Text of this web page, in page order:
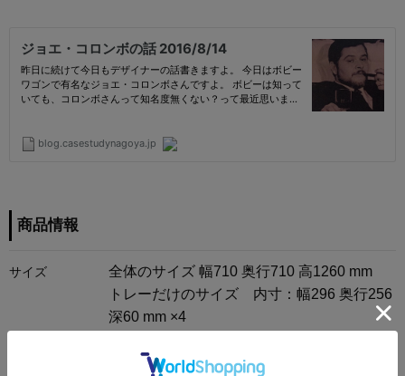
商品情報
サイズ
全体のサイズ 幅710 奥行710 高1260 mm
トレーだけのサイズ 内寸：幅296 奥行256
深60 mm ×4
深90 mm ×4